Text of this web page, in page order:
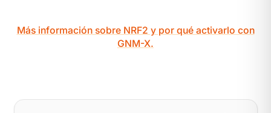
Más información sobre NRF2 y por qué activarlo con
GNM-X.